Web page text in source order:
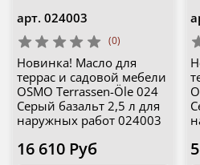
арт. 024003
(0)
Новинка! Масло для
террас и садовой мебели
OSMO Terrassen-Öle 024
Серый базальт 2,5 л для
наружных работ 024003
16 610 Руб